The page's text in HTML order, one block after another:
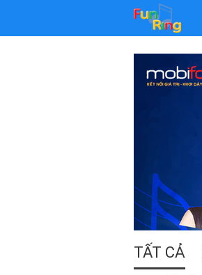
TẤT CẢ